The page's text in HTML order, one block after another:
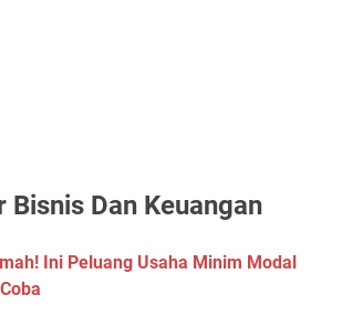
Bisnis Dan Keuangan
Ini Peluang Usaha Minim Modal